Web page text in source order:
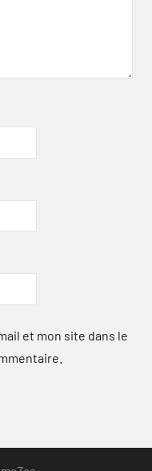
et mon site dans le